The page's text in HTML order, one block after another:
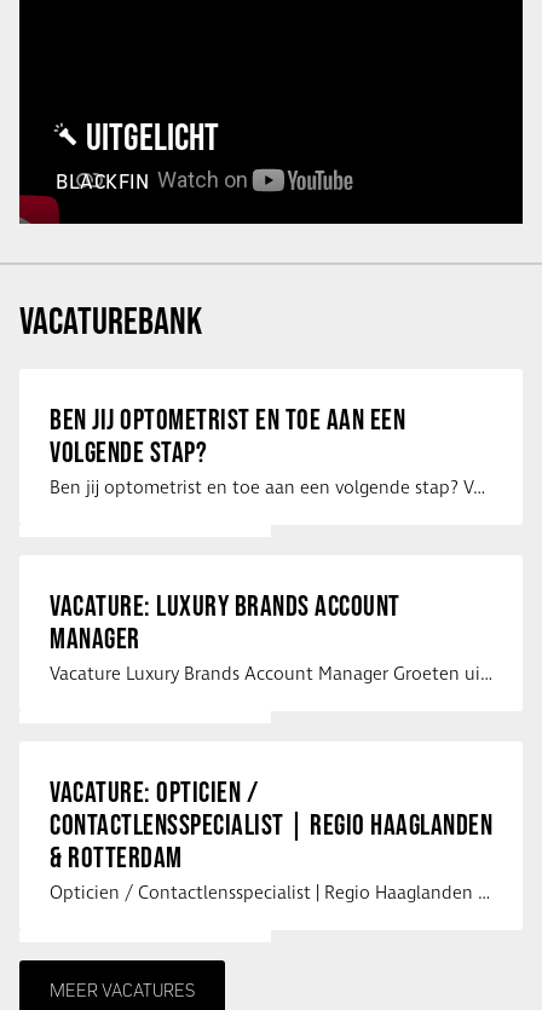
UITGELICHT
BLACKFIN
VACATUREBANK
BEN JIJ OPTOMETRIST EN TOE AAN EEN
VOLGENDE STAP?
Ben jij optometrist en toe aan een volgende stap? Voor een optiekketen is Eye …
VACATURE: LUXURY BRANDS ACCOUNT
MANAGER
Vacature Luxury Brands Account Manager Groeten uit Spanje! Vanaf mijn …
VACATURE: OPTICIEN /
CONTACTLENSSPECIALIST | REGIO HAAGLANDEN
& ROTTERDAM
Opticien / Contactlensspecialist | Regio Haaglanden & Rotterdam Saludos uit …
MEER VACATURES